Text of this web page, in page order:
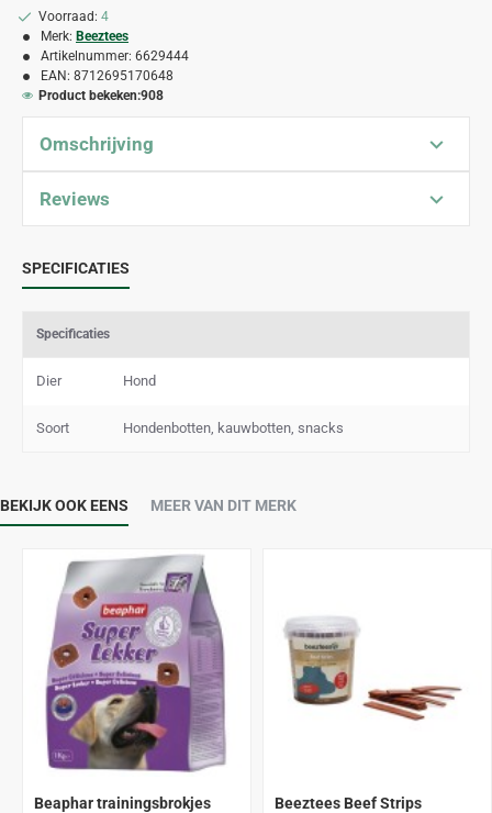
Voorraad: 4
Merk: Beeztees
Artikelnummer: 6629444
EAN: 8712695170648
Product bekeken:908
Omschrijving
Reviews
SPECIFICATIES
Specificaties
Dier Hond
Soort Hondenbotten, kauwbotten, snacks
BEKIJK OOK EENS MEER VAN DIT MERK
Beaphar trainingsbrokjes
Beeztees Beef Strips